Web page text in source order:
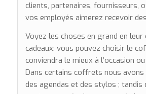
clients, partenaires, fournisseurs,
vos employés aimerez recevoir
Voyez les choses en grand en
cadeaux: vous pouvez choisir le
conviendra le mieux à l’occasion
Dans certains coffrets nous avons
des agendas et des stylos ; tandis